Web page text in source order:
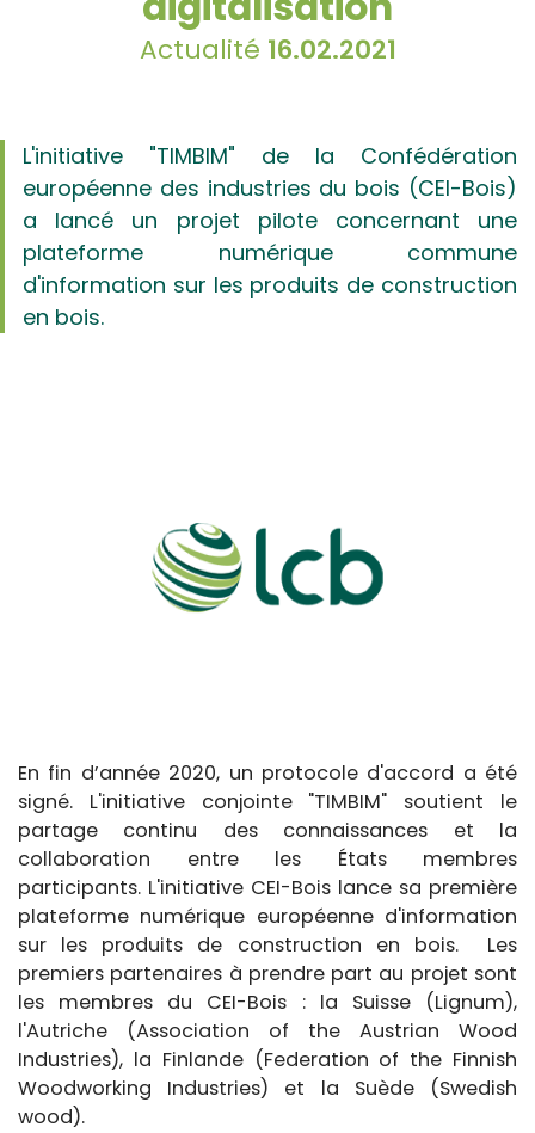
Actualité 16.02.2021
L'initiative "TIMBIM" de la Confédération
européenne des industries du bois (CEI-Bois)
a lancé un projet pilote concernant une
plateforme numérique commune
d'information sur les produits de construction
en bois.
En fin d’année 2020, un protocole d'accord a été
signé. L'initiative conjointe "TIMBIM" soutient le
partage continu des connaissances et la
collaboration entre les États membres
participants. L'initiative CEI-Bois lance sa première
plateforme numérique européenne d'information
sur les produits de construction en bois.
Les
premiers partenaires à prendre part au projet sont
les membres du CEI-Bois : la Suisse (Lignum),
l'Autriche (Association of the Austrian Wood
Industries), la Finlande (Federation of the Finnish
Woodworking Industries) et la Suède (Swedish
wood).